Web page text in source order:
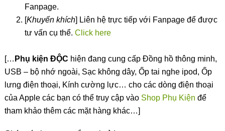
Fanpage.
[Khuyến khích] Liên hệ trực tiếp với Fanpage để được
tư vấn cụ thể.Click here
[… Phụ kiện ĐỘC hiện đang cung cấp Đồng hồ thông minh,
USB – bộ nhớ ngoài, Sạc không dây, Ốp tai nghe ipod, Ốp
lưng điện thoại, Kính cường lực… cho các dòng điện thoại
của Apple các bạn có thể truy cập vào Shop Phụ Kiện để
tham khảo thêm các mặt hàng khác…]